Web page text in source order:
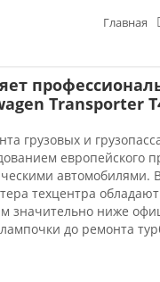
Главная
Transporter
грузовых и
европейского
техцентра
значительно ниже
до ремонта